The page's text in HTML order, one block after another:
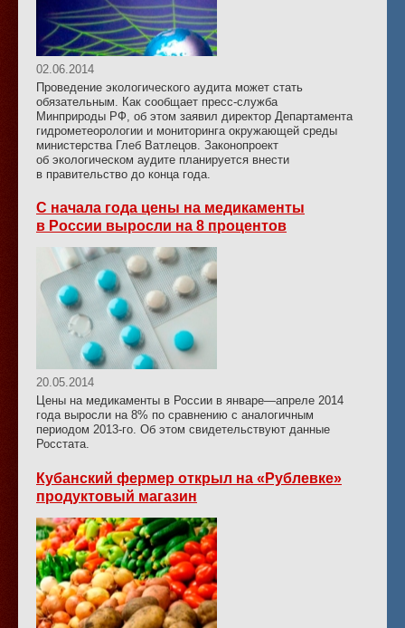
02.06.2014
Проведение экологического аудита может стать
обязательным. Как сообщает пресс-служба
Минприроды РФ, об этом заявил директор Департамента
гидрометеорологии и мониторинга окружающей среды
министерства Глеб Ватлецов. Законопроект
об экологическом аудите планируется внести
в правительство до конца года.
С начала года цены на медикаменты
в России выросли на 8 процентов
20.05.2014
Цены на медикаменты в России в январе—апреле 2014
года выросли на 8% по сравнению с аналогичным
периодом 2013-го. Об этом свидетельствуют данные
Росстата.
Кубанский фермер открыл на «Рублевке»
продуктовый магазин